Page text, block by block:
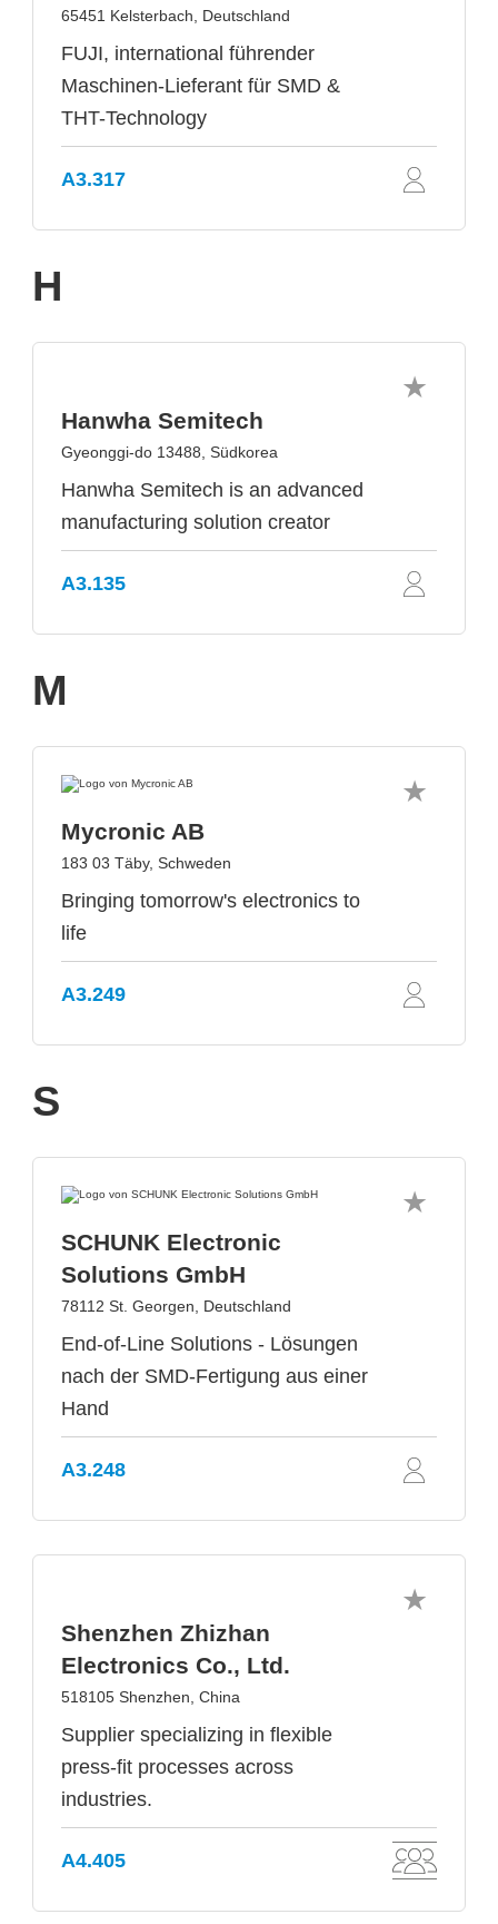
65451 Kelsterbach, Deutschland
FUJI, international führender
Maschinen-Lieferant für SMD &
THT-Technology
A3.317
H
Hanwha Semitech
Gyeonggi-do 13488, Südkorea
Hanwha Semitech is an advanced
manufacturing solution creator
A3.135
M
Mycronic AB
183 03 Täby, Schweden
Bringing tomorrow's electronics to
life
A3.249
S
SCHUNK Electronic
Solutions GmbH
78112 St. Georgen, Deutschland
End-of-Line Solutions - Lösungen
nach der SMD-Fertigung aus einer
Hand
A3.248
Shenzhen Zhizhan
Electronics Co., Ltd.
518105 Shenzhen, China
Supplier specializing in flexible
press-fit processes across
industries.
A4.405